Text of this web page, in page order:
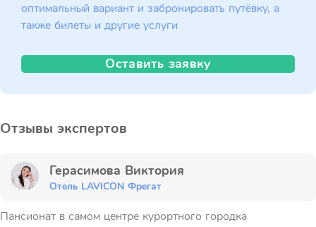
оптимальный вариант и забронировать путёвку, а
также билеты и другие услуги
Оставить заявку
Отзывы экспертов
Герасимова Виктория
Отель LAVICON Фрегат
Пансионат в самом центре курортного городка